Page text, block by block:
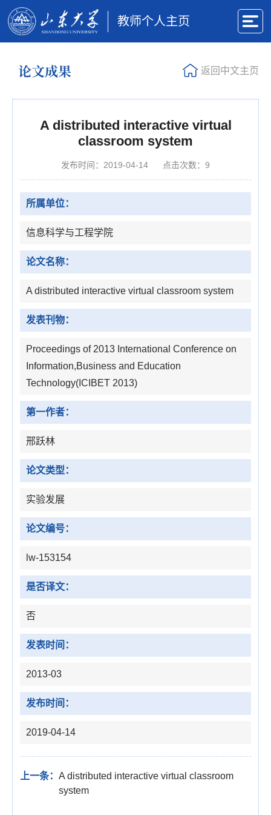
教师个人主页
论文成果 返回中文主页
A distributed interactive virtual
classroom system
发布时间：2019-04-14 点击次数： 9
所属单位：
信息科学与工程学院
论文名称：
A distributed interactive virtual classroom system
发表刊物：
Proceedings of 2013 International Conference on
Information,Business and Education
Technology(ICIBET 2013)
第一作者：
邢跃林
论文类型：
实验发展
论文编号：
lw-153154
是否译文：
否
发表时间：
2013-03
发布时间：
2019-04-14
上一条： A distributed interactive virtual classroom
system